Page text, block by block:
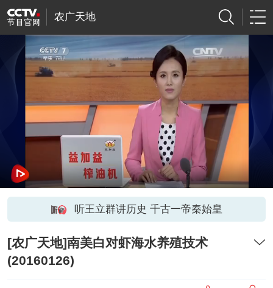
农广天地
听王立群讲历史 千古一帝秦始皇
[农广天地]南美白对虾海水养殖技术
(20160126)